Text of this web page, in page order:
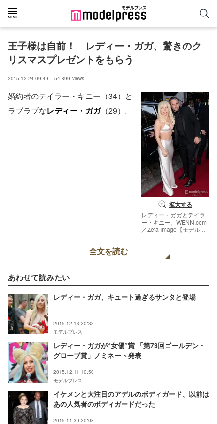
王子様は自前！　レディー・ガガ、驚きのク
リスマスプレゼントをもらう
2015.12.24 09:49 54,899 views
拡大する
レディー・ガガとテイラ
ー・キニー。WENN.com
／Zeta Image【モデルプ
婚約者のテイラー・キニー（34）と
ラブラブなレディー・ガガ（29）。
全文を読む
あわせて読みたい
レディー・ガガ、キュート過ぎるサンタと登場
2015.12.13 20:33
モデルプレス
レディー・ガガが“女優”賞 「第73回ゴールデン・
グローブ賞」ノミネート発表
2015.12.11 10:50
モデルプレス
イケメンと大注目のアデルのボディガード、以前は
あの人気者のボディガードだった
2015.11.30 20:08